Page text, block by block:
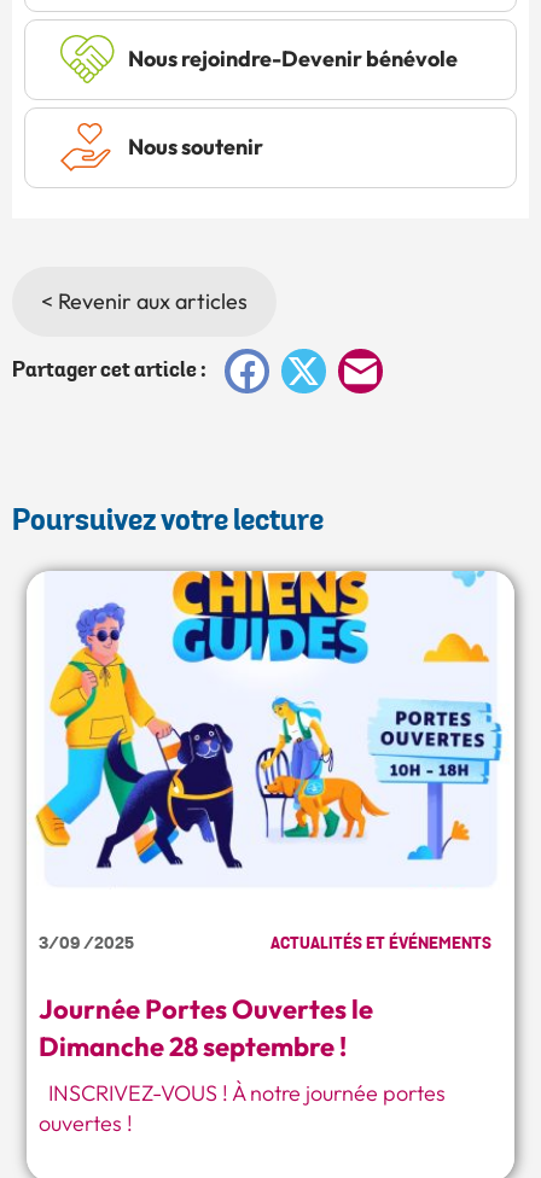
Nous rejoindre-Devenir bénévole
Nous soutenir
< Revenir aux articles
Partager cet article : Facebook
X
Poursuivez votre lecture
Journée Portes Ouvertes le
Dimanche 28 septembre !
INSCRIVEZ-VOUS ! À notre journée portes
ouvertes !
3/09 /2025 ACTUALITÉS ET ÉVÉNEMENTS